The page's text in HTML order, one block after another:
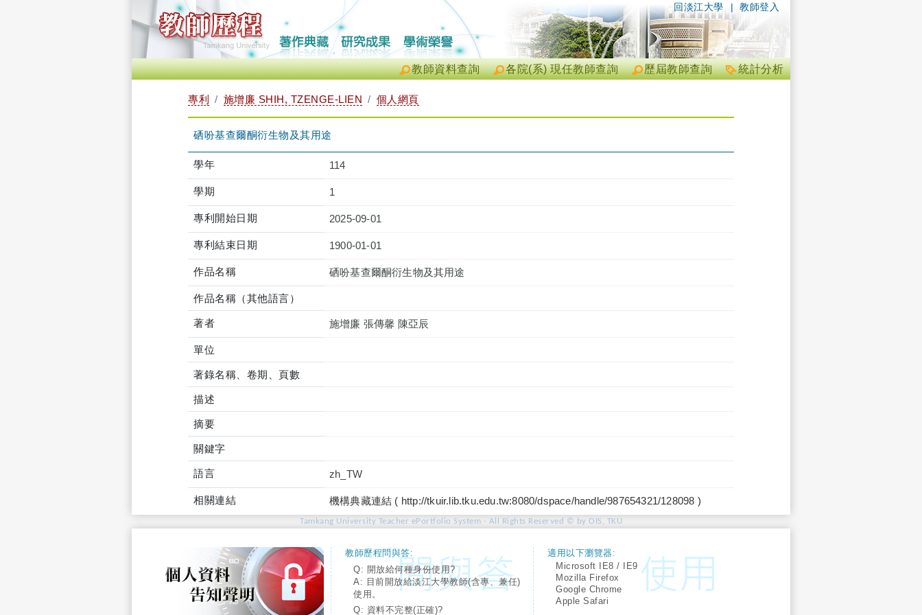
| 教師登入
回淡江大學
統計分析
歷屆教師查詢
各院(系) 現任教師查詢
教師資料查詢
專利 施增廉 SHIH, TZENGE-LIEN 個人網頁
硒吩基查爾酮衍生物及其用途
學年 114
學期 1
專利開始日期 2025-09-01
專利結束日期 1900-01-01
作品名稱 硒吩基查爾酮衍生物及其用途
作品名稱（其他語言）
著者 施增廉 張傳馨 陳亞辰
單位
著錄名稱、卷期、頁數
描述
摘要
關鍵字
語言 zh_TW
相關連結 機構典藏連結 ( http://tkuir.lib.tku.edu.tw:8080/dspace/handle/987654321/128098 )
Tamkang University Teacher ePortfolio System - All Rights Reserved © by OIS, TKU
教師歷程問與答:
Q: 開放給何種身份使用?
A: 目前開放給淡江大學教師(含專、兼任)
使用。
Q: 資料不完整(正確)?
適用以下瀏覽器:
Microsoft IE8 / IE9
Mozilla Firefox
Google Chrome
Apple Safari